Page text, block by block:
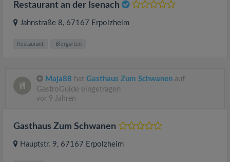
Restaurant an der Isenach
Jahnstraße 8, 67167 Erpolzheim
Restaurant Biergarten
Maja88 hat Gasthaus Zum Schwanen auf
GastroGuide eingetragen
vor 9 Jahren
Gasthaus Zum Schwanen
Hauptstr. 9, 67167 Erpolzheim